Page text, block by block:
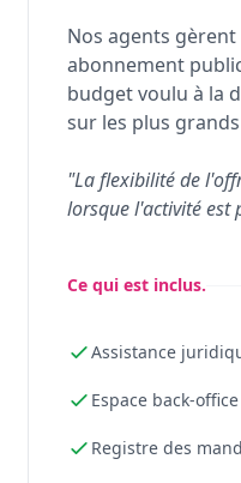
Nos agents
abonnement
budget voulu à la
sur les plus
"La flexibilité de
lorsque l'activité est
Ce qui est inclus.
Assistance
Espace back-
Registre des